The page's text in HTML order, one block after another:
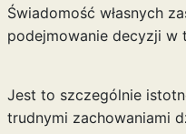
Świadomość własnych
podejmowanie decyzji w
Jest to szczególnie
trudnymi zachowaniami